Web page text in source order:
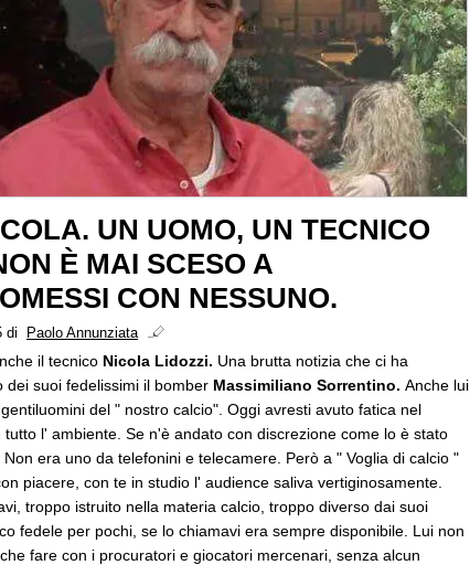
UN UOMO, UN TECNICO
È MAI SCESO A
CON NESSUNO.
di Paolo Annunziata
il tecnico Nicola Lidozzi. Una brutta notizia che ci ha
dei suoi fedelissimi il bomber Massimiliano Sorrentino. Anche lui
del " nostro calcio". Oggi avresti avuto fatica nel
l' ambiente. Se n'è andato con discrezione come lo è stato
era uno da telefonini e telecamere. Però a " Voglia di calcio "
piacere, con te in studio l' audience saliva vertiginosamente.
troppo istruito nella materia calcio, troppo diverso dai suoi
fedele per pochi, se lo chiamavi era sempre disponibile. Lui non
fare con i procuratori e giocatori mercenari, senza alcun